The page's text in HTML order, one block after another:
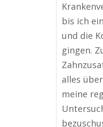
bis ich
und die
gingen.
alles
meine